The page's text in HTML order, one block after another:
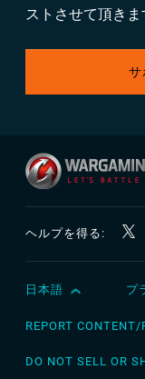
ストさせて頂きま
サ
ヘルプを得る:
English
Čeština
日本語 プ
REPORT CONTENT/
DO NOT SELL OR